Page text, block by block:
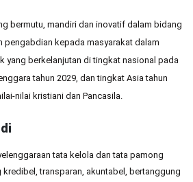
bermutu, mandiri dan inovatif dalam bidang
pengabdian kepada masyarakat dalam
yang berkelanjutan di tingkat nasional pada
tahun 2029, dan tingkat Asia tahun
nilai kristiani dan Pancasila.
tata kelola dan tata pamong
transparan, akuntabel, bertanggung